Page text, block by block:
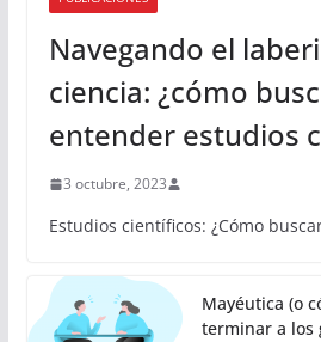
Navegando el
ciencia: ¿cómo
entender estudios
3 octubre, 2023
Estudios científicos: ¿Cómo
Mayéutica (o
terminar a los